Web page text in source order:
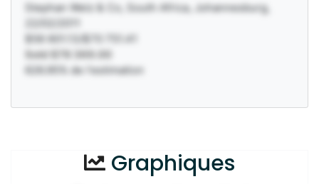
Stephan Welz & Co, South Africa, Johannesburg,
$56 601.13/$70 751.41
Sold $78 369.00
626.95% de l'estimation
Graphiques